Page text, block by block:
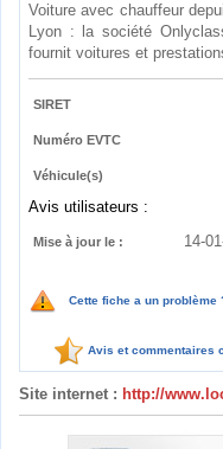
Voiture avec chauffeur
Lyon : la société
fournit voitures et
SIRET
Numéro EVTC
Véhicule(s)
Avis utilisateurs :
Mise à jour le : 14-
Cette fiche a un problème
Avis et commentaires
Site internet : http://